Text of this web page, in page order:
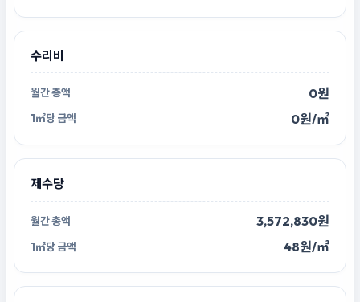
수리비
0원
0원/㎡
제수당
3,572,830원
48원/㎡